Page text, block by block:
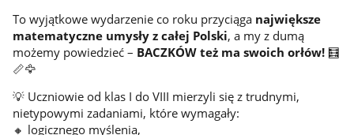
To wyjątkowe wydarzenie co roku przyciąga największe
matematyczne umysły z całej Polski, a my z dumą
możemy powiedzieć – BACZKÓW też ma swoich orłów!🧮
📏🦅
💡 Uczniowie od klas I do VIII mierzyli się z trudnymi,
nietypowymi zadaniami, które wymagały:
🔸 logicznego myślenia,